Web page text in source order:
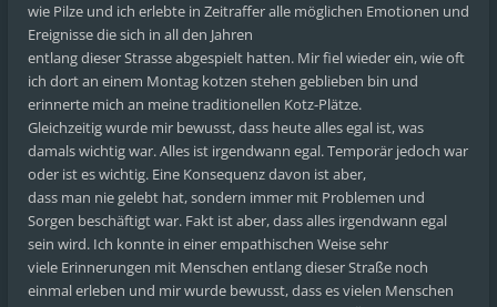
wie Pilze und ich erlebte in Zeitraffer alle möglichen Emotionen und
Ereignisse die sich in all den Jahren
entlang dieser Strasse abgespielt hatten. Mir fiel wieder ein, wie oft
ich dort an einem Montag kotzen stehen geblieben bin und
erinnerte mich an meine traditionellen Kotz-Plätze.
Gleichzeitig wurde mir bewusst, dass heute alles egal ist, was
damals wichtig war. Alles ist irgendwann egal. Temporär jedoch war
oder ist es wichtig. Eine Konsequenz davon ist aber,
dass man nie gelebt hat, sondern immer mit Problemen und
Sorgen beschäftigt war. Fakt ist aber, dass alles irgendwann egal
sein wird. Ich konnte in einer empathischen Weise sehr
viele Erinnerungen mit Menschen entlang dieser Straße noch
einmal erleben und mir wurde bewusst, dass es vielen Menschen